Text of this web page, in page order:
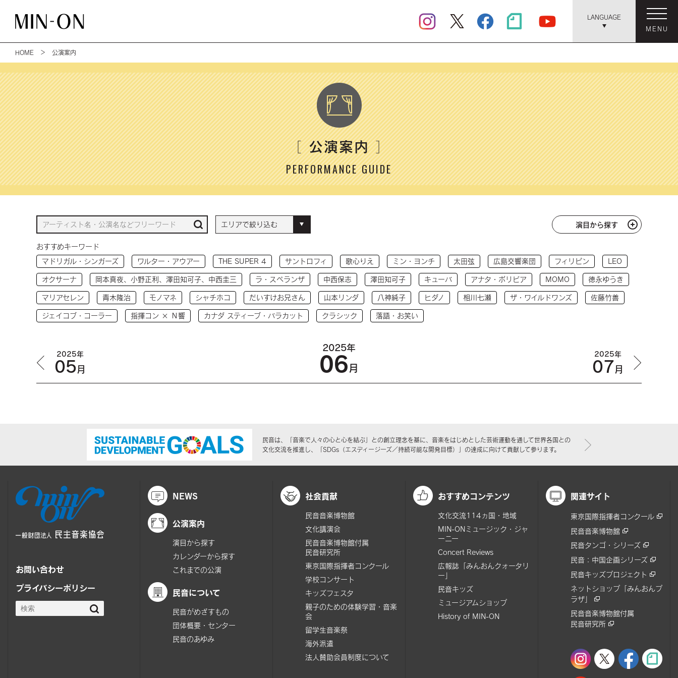
LANGUAGE
MENU
HOME ＞ 公演案内
［公演案内］
PERFORMANCE GUIDE
演目から探す
おすすめキーワード
マドリガル・シンガーズ
ワルター・アウアー THE SUPER 4 サントロフィ 歌心りえ ミン・ヨンチ 太田弦 広島交響楽団 フィリピン LEO
オクサーナ 岡本真夜、小野正利、澤田知可子、中西圭三 ラ・スペランザ 中西保志 澤田知可子 キューバ アナタ・ボリビア MOMO 徳永ゆうき
マリアセレン 青木隆治 モノマネ シャチホコ だいすけお兄さん 山本リンダ 八神純子 ヒダノ 相川七瀬 ザ・ワイルドワンズ 佐藤竹善
ジェイコブ・コーラー 指揮コン × Ｎ響 カナダ スティーブ・バラカット クラシック 落語・お笑い
2025年
05月
2025年
06月
2025年
07月
民音は、「音楽で人々の心と心を結ぶ」との創立理念を基に、音楽をはじめとした芸術運動を通して世界各国との
文化交流を推進し、「SDGs（エスディージーズ／持続可能な開発目標）」の達成に向けて貢献して参ります。
お問い合わせ
プライバシーポリシー
NEWS
公演案内
演目から探す
カレンダーから探す
これまでの公演
民音について
民音がめざすもの
団体概要・センター
民音のあゆみ
社会貢献
民音音楽博物館
文化講演会
民音音楽博物館付属
民音研究所
東京国際指揮者コンクール
学校コンサート
キッズフェスタ
親子のための体験学習・音楽
会
留学生音楽祭
海外派遣
法人賛助会員制度について
おすすめコンテンツ
文化交流114ヵ国・地域
MIN-ONミュージック・ジャ
ーニー
Concert Reviews
広報誌「みんおんクォータリ
ー」
民音キッズ
ミュージアムショップ
History of MIN-ON
関連サイト
東京国際指揮者コンクール
民音音楽博物館
民音タンゴ・シリーズ
民音：中国企画シリーズ
民音キッズプロジェクト
ネットショップ「みんおんプ
ラザ」
民音音楽博物館付属
民音研究所